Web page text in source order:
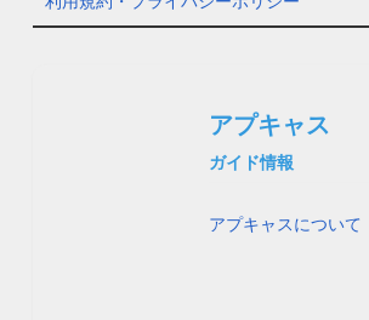
アプキャス
ガイド情報
アプキャスについて